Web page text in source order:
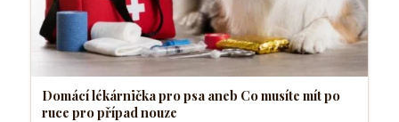
Domácí lékárnička pro psa aneb Co musíte mít po
ruce pro případ nouze